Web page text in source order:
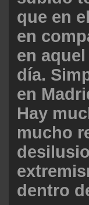
que en
en
en
día.
en
Hay
mucho
dentro